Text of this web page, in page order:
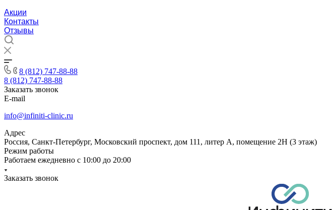
Акции
Контакты
Отзывы
8 (812) 747-88-88
8 (812) 747-88-88
Заказать звонок
E-mail
info@infiniti-clinic.ru
Адрес
Россия, Санкт-Петербург, Московский проспект, дом 111, литер А, помещение 2Н (3 этаж)
Режим работы
Работаем ежедневно с 10:00 до 20:00
Заказать звонок